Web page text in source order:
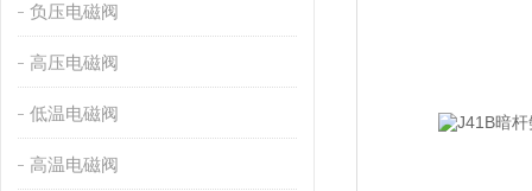
负压电磁阀
高压电磁阀
低温电磁阀
高温电磁阀